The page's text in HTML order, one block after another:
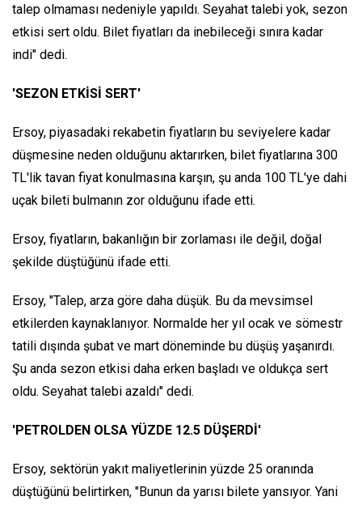
talep olmaması nedeniyle yapıldı. Seyahat talebi yok, sezon
etkisi sert oldu. Bilet fiyatları da inebileceği sınıra kadar
indi" dedi.
'SEZON ETKİSİ SERT'
Ersoy, piyasadaki rekabetin fiyatların bu seviyelere kadar
düşmesine neden olduğunu aktarırken, bilet fiyatlarına 300
TL'lik tavan fiyat konulmasına karşın, şu anda 100 TL'ye dahi
uçak bileti bulmanın zor olduğunu ifade etti.
Ersoy, fiyatların, bakanlığın bir zorlaması ile değil, doğal
şekilde düştüğünü ifade etti.
Ersoy, "Talep, arza göre daha düşük. Bu da mevsimsel
etkilerden kaynaklanıyor. Normalde her yıl ocak ve sömestr
tatili dışında şubat ve mart döneminde bu düşüş yaşanırdı.
Şu anda sezon etkisi daha erken başladı ve oldukça sert
oldu. Seyahat talebi azaldı" dedi.
'PETROLDEN OLSA YÜZDE 12.5 DÜŞERDİ'
Ersoy, sektörün yakıt maliyetlerinin yüzde 25 oranında
düştüğünü belirtirken, "Bunun da yarısı bilete yansıyor. Yani